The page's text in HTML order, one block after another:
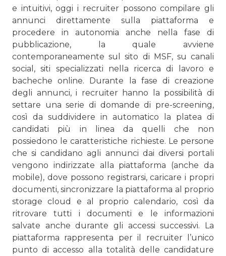
e intuitivi, oggi i recruiter possono compilare gli
annunci direttamente sulla piattaforma e
procedere in autonomia anche nella fase di
pubblicazione, la quale avviene
contemporaneamente sul sito di MSF, su canali
social, siti specializzati nella ricerca di lavoro e
bacheche online. Durante la fase di creazione
degli annunci, i recruiter hanno la possibilità di
settare una serie di domande di pre-screening,
così da suddividere in automatico la platea di
candidati più in linea da quelli che non
possiedono le caratteristiche richieste. Le persone
che si candidano agli annunci dai diversi portali
vengono indirizzate alla piattaforma (anche da
mobile), dove possono registrarsi, caricare i propri
documenti, sincronizzare la piattaforma al proprio
storage cloud e al proprio calendario, così da
ritrovare tutti i documenti e le informazioni
salvate anche durante gli accessi successivi. La
piattaforma rappresenta per il recruiter l’unico
punto di accesso alla totalità delle candidature